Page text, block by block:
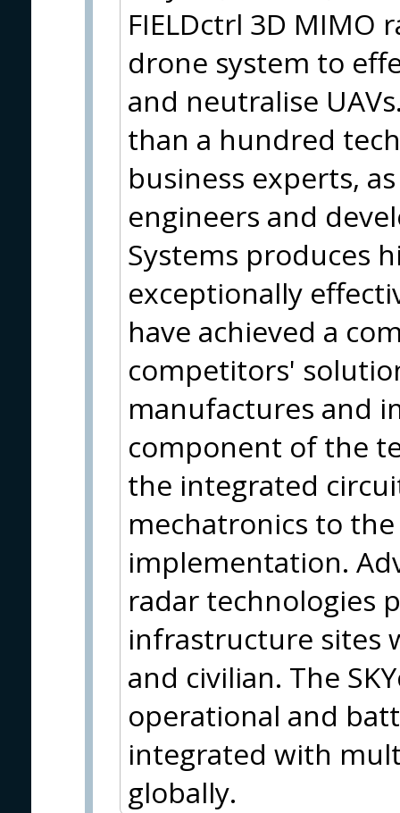
FIELDctrl 3D MIMO
drone system to
and neutralise
than a hundred
business experts,
engineers and
Systems produces
exceptionally
have achieved a
competitors'
manufactures and
component of the
the integrated
mechatronics to
implementation.
radar technologies
infrastructure sites
and civilian. The
operational and
integrated with
globally.